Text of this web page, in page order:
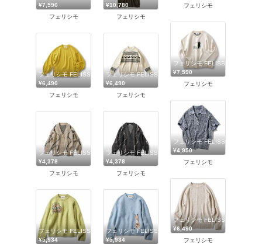
フェリシモ
¥7,590
フェリシモ
¥10,780
フェリシモ
フェリシモ FELISSIMO
¥7,590
フェリシモ
フェリシモ FELISSIMO
¥6,490
フェリシモ
フェリシモ FELISSIMO
¥6,490
フェリシモ
フェリシモ FELISSIMO
¥4,950
フェリシモ
フェリシモ FELISSIMO
¥4,378
フェリシモ
フェリシモ FELISSIMO
¥4,378
フェリシモ
フェリシモ FELISSIMO
¥6,490
フェリシモ
フェリシモ FELISSIMO
¥5,934
フェリシモ FELISSIMO
¥5,934